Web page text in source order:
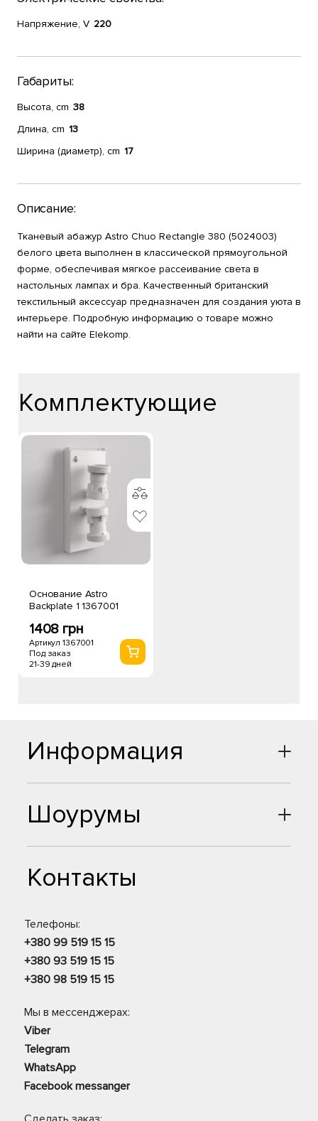
Напряжение, V 220
Габариты:
Высота, cm 38
Длина, cm 13
Ширина (диаметр), cm 17
Описание:
Тканевый абажур Astro Chuo Rectangle 380 (5024003)
белого цвета выполнен в классической прямоугольной
форме, обеспечивая мягкое рассеивание света в
настольных лампах и бра. Качественный британский
текстильный аксессуар предназначен для создания уюта в
интерьере. Подробную информацию о товаре можно
найти на сайте Elekomp.
Комплектующие
Основание Astro
Backplate 1 1367001
1408 грн
Артикул 1367001
Под заказ
21-39 дней
Шоурумы
Контакты
Телефоны:
+380 99 519 15 15
+380 93 519 15 15
+380 98 519 15 15
Мы в мессенджерах:
Viber
Telegram
WhatsApp
Facebook messanger
Информация